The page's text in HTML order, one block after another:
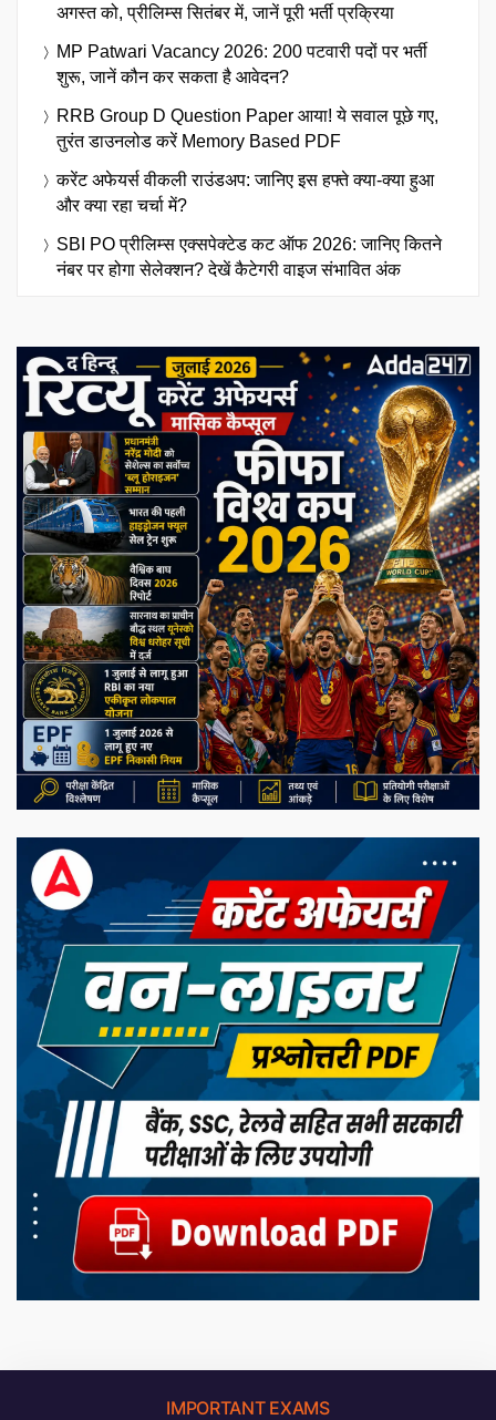
अगस्त को, प्रीलिम्स सितंबर में, जानें पूरी भर्ती प्रक्रिया
MP Patwari Vacancy 2026: 200 पटवारी पदों पर भर्ती
शुरू, जानें कौन कर सकता है आवेदन?
RRB Group D Question Paper आया! ये सवाल पूछे गए,
तुरंत डाउनलोड करें Memory Based PDF
करेंट अफेयर्स वीकली राउंडअप: जानिए इस हफ्ते क्या-क्या हुआ
और क्या रहा चर्चा में?
SBI PO प्रीलिम्स एक्सपेक्टेड कट ऑफ 2026: जानिए कितने
नंबर पर होगा सेलेक्शन? देखें कैटेगरी वाइज संभावित अंक
IMPORTANT EXAMS